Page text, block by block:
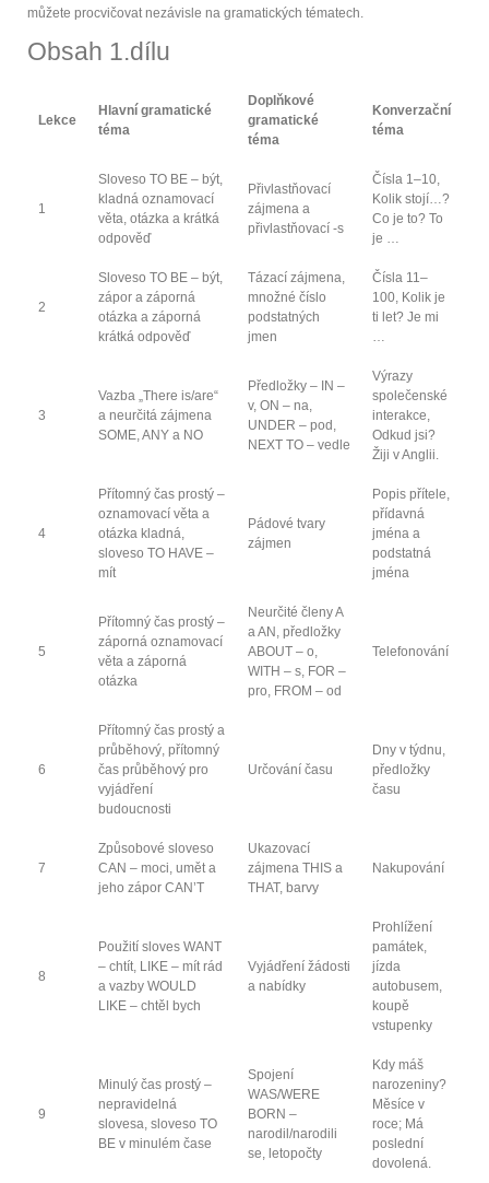
můžete procvičovat nezávisle na gramatických tématech.
Obsah 1.dílu
Lekce
Hlavní gramatické
téma
Doplňkové
gramatické
téma
Konverzační
téma
1
Sloveso TO BE – být,
kladná oznamovací
věta, otázka a krátká
odpověď
Přivlastňovací
zájmena a
přivlastňovací -s
Čísla 1–10,
Kolik stojí…?
Co je to? To
je …
2
Sloveso TO BE – být,
zápor a záporná
otázka a záporná
krátká odpověď
Tázací zájmena,
množné číslo
podstatných
jmen
Čísla 11–
100, Kolik je
ti let? Je mi
3
Vazba „There is/are“
a neurčitá zájmena
SOME, ANY a NO
Předložky – IN –
v, ON – na,
UNDER – pod,
NEXT TO – vedle
Výrazy
společenské
interakce,
Odkud jsi?
Žiji v Anglii.
4
Přítomný čas prostý –
oznamovací věta a
otázka kladná,
sloveso TO HAVE –
mít
Pádové tvary
zájmen
Popis přítele,
přídavná
jména a
podstatná
jména
5
Přítomný čas prostý –
záporná oznamovací
věta a záporná
otázka
Neurčité členy A
a AN, předložky
ABOUT – o,
WITH – s, FOR –
pro, FROM – od
Telefonování
6
Přítomný čas prostý a
průběhový, přítomný
čas průběhový pro
vyjádření
budoucnosti
Určování času
Dny v týdnu,
předložky
času
7
Způsobové sloveso
CAN – moci, umět a
jeho zápor CAN’T
Ukazovací
zájmena THIS a
THAT, barvy
Nakupování
8
Použití sloves WANT
– chtít, LIKE – mít rád
a vazby WOULD
LIKE – chtěl bych
Vyjádření žádosti
a nabídky
Prohlížení
památek,
jízda
autobusem,
koupě
vstupenky
9
Minulý čas prostý –
nepravidelná
slovesa, sloveso TO
BE v minulém čase
Spojení
WAS/WERE
BORN –
narodil/narodili
se, letopočty
Kdy máš
narozeniny?
Měsíce v
roce; Má
poslední
dovolená.